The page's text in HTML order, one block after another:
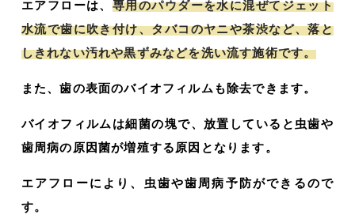
エアフローは、 専用のパウダーを水に混ぜてジェット
水流で歯に吹き付け、タバコのヤニや茶渋など、落と
しきれない汚れや黒ずみなどを洗い流す施術です。
また、歯の表面のバイオフィルムも除去できます。
バイオフィルムは細菌の塊で、放置していると虫歯や
歯周病の原因菌が増殖する原因となります。
エアフローにより、虫歯や歯周病予防ができるので
す。